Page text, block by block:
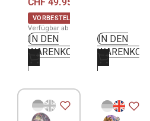
VORBESTELLUNG
Verfügbar ab 29. August 2026
IN DEN
WARENKORB
IN DEN